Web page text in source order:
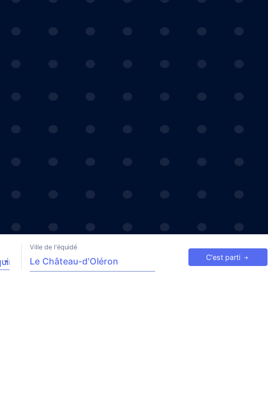
Ville de l'équidé
C'est parti